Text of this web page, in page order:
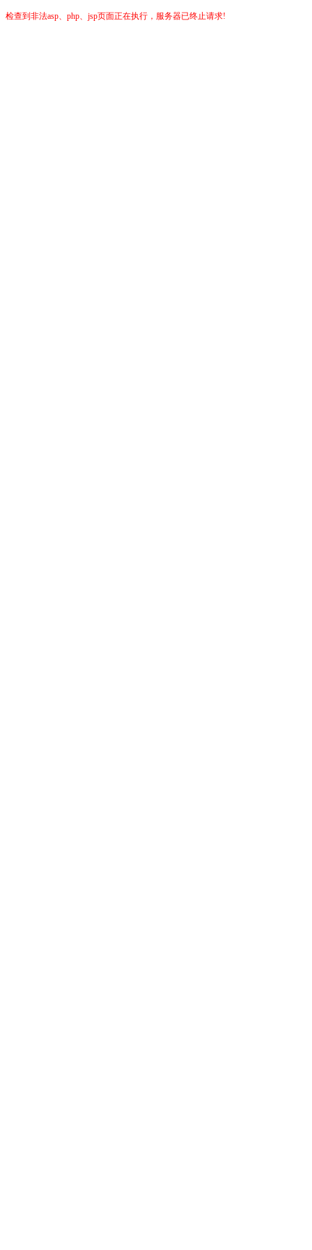
检查到非法asp、php、jsp页面正在执行，服务器已终止请求!